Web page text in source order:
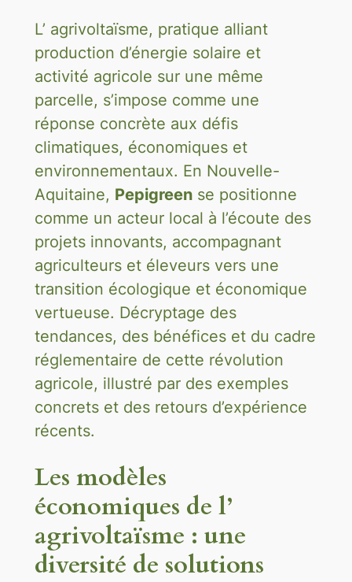
L’ agrivoltaïsme, pratique alliant
production d’énergie solaire et
activité agricole sur une même
parcelle, s’impose comme une
réponse concrète aux défis
climatiques, économiques et
environnementaux. En Nouvelle-
Aquitaine, Pepigreense positionne
comme un acteur local à l’écoute des
projets innovants, accompagnant
agriculteurs et éleveurs vers une
transition écologique et économique
vertueuse. Décryptage des
tendances, des bénéfices et du cadre
réglementaire de cette révolution
agricole, illustré par des exemples
concrets et des retours d’expérience
récents.
Les modèles
économiques de l’
agrivoltaïsme : une
diversité de solutions